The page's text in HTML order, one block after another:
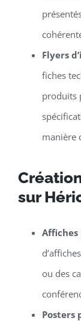
Flyers
fiches
produits
manière
sur
ou des
Posters